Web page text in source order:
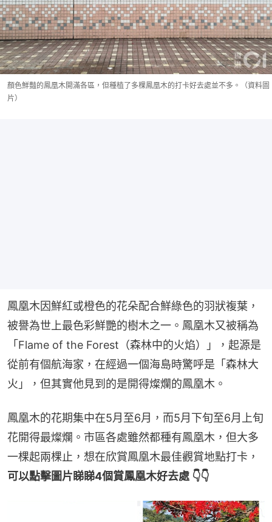
顏色鮮豔的鳳凰木開滿各區，但種植了多棵鳳凰木的打卡好去處並不多。（資料圖
片）
鳳凰木因鮮紅或橙色的花朵配合鮮綠色的羽狀複葉，
被譽為世上最色彩鮮艷的樹木之一。鳳凰木又被稱為
「Flame of the Forest（森林中的火焰）」，起源是
從前有個航海家，在經過一個海島時驚呼是「森林大
火」，但其實他見到的是開得燦爛的鳳凰木。
鳳凰木的花期集中在5月至6月，而5月下旬至6月上旬
花開得最燦爛。市區各處雖然都種有鳳凰木，但大多
一棵起兩棵止，想在欣賞鳳凰木最佳觀賞地點打卡，
可以點擊圖片睇睇4個賞鳳凰木好去處 👇👇